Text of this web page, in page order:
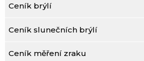
Ceník brýlí
Ceník slunečních brýlí
Ceník měření zraku